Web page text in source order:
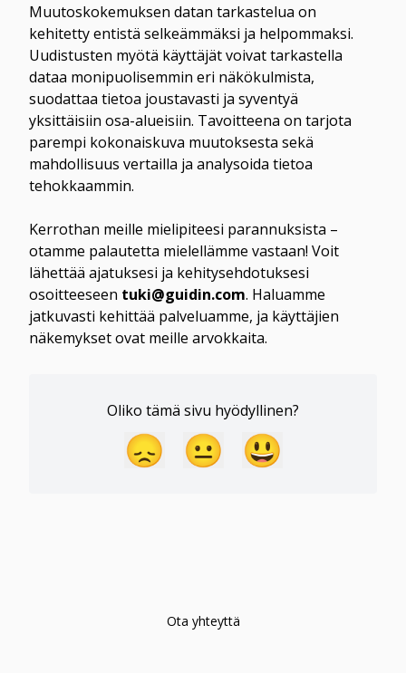
Muutoskokemuksen datan tarkastelua on
kehitetty entistä selkeämmäksi ja helpommaksi.
Uudistusten myötä käyttäjät voivat tarkastella
dataa monipuolisemmin eri näkökulmista,
suodattaa tietoa joustavasti ja syventyä
yksittäisiin osa-alueisiin. Tavoitteena on tarjota
parempi kokonaiskuva muutoksesta sekä
mahdollisuus vertailla ja analysoida tietoa
tehokkaammin.
Kerrothan meille mielipiteesi parannuksista –
otamme palautetta mielellämme vastaan! Voit
lähettää ajatuksesi ja kehitysehdotuksesi
osoitteeseen tuki@guidin.com. Haluamme
jatkuvasti kehittää palveluamme, ja käyttäjien
näkemykset ovat meille arvokkaita.
Oliko tämä sivu hyödyllinen?
😞 😐 😃
Ota yhteyttä